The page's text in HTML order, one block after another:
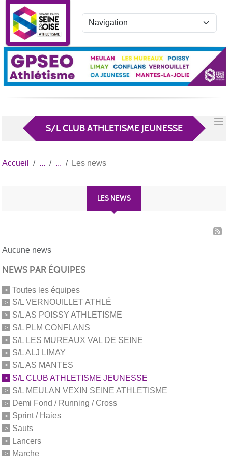
S/L CLUB ATHLETISME JEUNESSE
Accueil Les news
LES NEWS
Aucune news
NEWS PAR ÉQUIPES
Toutes les équipes
S/L VERNOUILLET ATHLÉ
S/L AS POISSY ATHLETISME
S/L PLM CONFLANS
S/L LES MUREAUX VAL DE SEINE
S/L ALJ LIMAY
S/L AS MANTES
S/L CLUB ATHLETISME JEUNESSE
S/L MEULAN VEXIN SEINE ATHLETISME
Demi Fond / Running / Cross
Sprint / Haies
Sauts
Lancers
Marche
Panneau de gestion des cookies